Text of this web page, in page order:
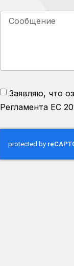
Заявляю, что
Регламента ЕС